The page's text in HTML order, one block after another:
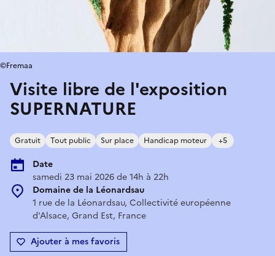
Visite libre de l'exposition
SUPERNATURE
Gratuit Tout public Sur place Handicap moteur +5
Date
samedi 23 mai 2026 de 14h à 22h
Domaine de la Léonardsau
1 rue de la Léonardsau, Collectivité européenne
d'Alsace, Grand Est, France
Ajouter à mes favoris
©Fremaa